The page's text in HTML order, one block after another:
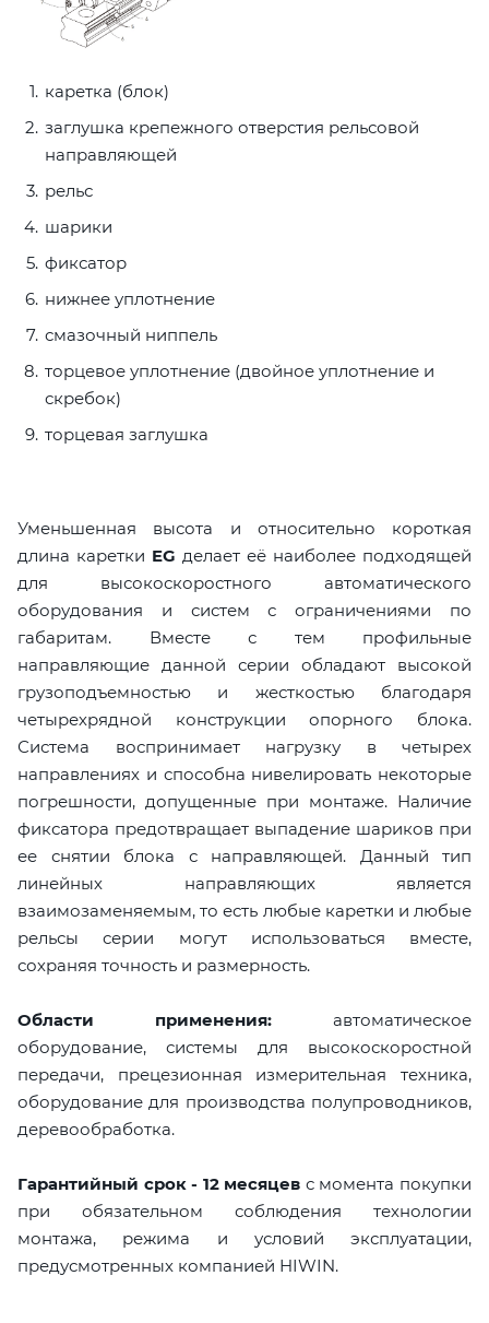
каретка (блок)
заглушка крепежного отверстия рельсовой
направляющей
рельс
шарики
фиксатор
нижнее уплотнение
смазочный ниппель
торцевое уплотнение (двойное уплотнение и
скребок)
торцевая заглушка
Уменьшенная высота и относительно короткая
длина каретки EG делает её наиболее подходящей
для высокоскоростного автоматического
оборудования и систем с ограничениями по
габаритам. Вместе с тем профильные
направляющие данной серии обладают высокой
грузоподъемностью и жесткостью благодаря
четырехрядной конструкции опорного блока.
Система воспринимает нагрузку в четырех
направлениях и способна нивелировать некоторые
погрешности, допущенные при монтаже. Наличие
фиксатора предотвращает выпадение шариков при
ее снятии блока с направляющей. Данный тип
линейных направляющих является
взаимозаменяемым, то есть любые каретки и любые
рельсы серии могут использоваться вместе,
сохраняя точность и размерность.
Области применения: автоматическое
оборудование, системы для высокоскоростной
передачи, прецезионная измерительная техника,
оборудование для производства полупроводников,
деревообработка.
Гарантийный срок - 12 месяцев с момента покупки
при обязательном соблюдения технологии
монтажа, режима и условий эксплуатации,
предусмотренных компанией HIWIN.